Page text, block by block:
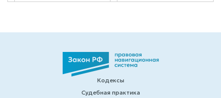
Кодексы
Судебная практика